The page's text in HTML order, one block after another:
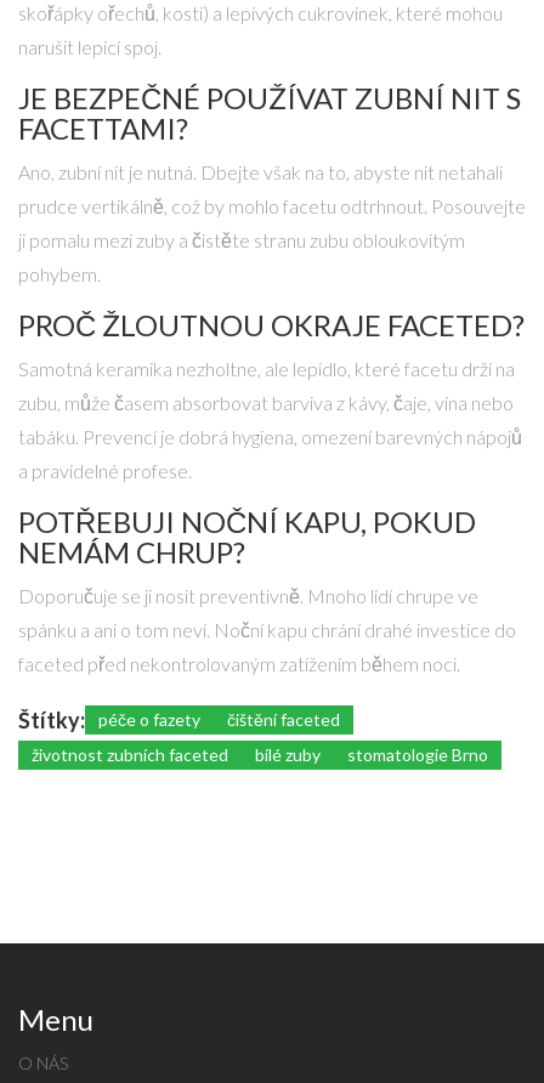
skořápky ořechů, kosti) a lepivých cukrovinek, které mohou
narušit lepicí spoj.
JE BEZPEČNÉ POUŽÍVAT ZUBNÍ NIT S
FACETTAMI?
Ano, zubní nit je nutná. Dbejte však na to, abyste nit netahali
prudce vertikálně, což by mohlo facetu odtrhnout. Posouvejte
ji pomalu mezi zuby a čistěte stranu zubu obloukovitým
pohybem.
PROČ ŽLOUTNOU OKRAJE FACETED?
Samotná keramika nezholtne, ale lepidlo, které facetu drží na
zubu, může časem absorbovat barviva z kávy, čaje, vína nebo
tabáku. Prevencí je dobrá hygiena, omezení barevných nápojů
a pravidelné profese.
POTŘEBUJI NOČNÍ KAPU, POKUD
NEMÁM CHRUP?
Doporučuje se ji nosit preventivně. Mnoho lidí chrupe ve
spánku a ani o tom neví. Noční kapu chrání drahé investice do
faceted před nekontrolovaným zatížením během noci.
Štítky: péče o fazety
čištění faceted
životnost zubních faceted
bílé zuby stomatologie Brno
Menu
O NÁS